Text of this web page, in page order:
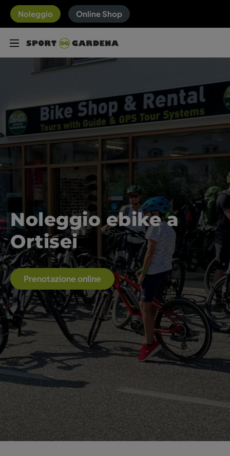
Noleggio Online Shop
Noleggio ebike a
Ortisei
Prenotazione online